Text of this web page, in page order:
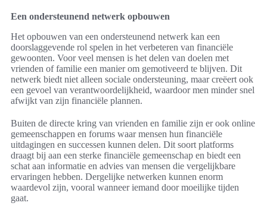
Een ondersteunend netwerk opbouwen
Het opbouwen van een ondersteunend netwerk kan een
doorslaggevende rol spelen in het verbeteren van financiële
gewoonten. Voor veel mensen is het delen van doelen met
vrienden of familie een manier om gemotiveerd te blijven. Dit
netwerk biedt niet alleen sociale ondersteuning, maar creëert ook
een gevoel van verantwoordelijkheid, waardoor men minder snel
afwijkt van zijn financiële plannen.
Buiten de directe kring van vrienden en familie zijn er ook online
gemeenschappen en forums waar mensen hun financiële
uitdagingen en successen kunnen delen. Dit soort platforms
draagt bij aan een sterke financiële gemeenschap en biedt een
schat aan informatie en advies van mensen die vergelijkbare
ervaringen hebben. Dergelijke netwerken kunnen enorm
waardevol zijn, vooral wanneer iemand door moeilijke tijden
gaat.